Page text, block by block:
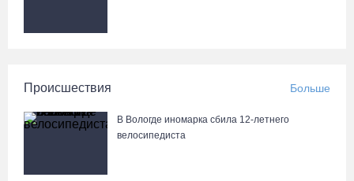
Происшествия Больше
В Вологде иномарка сбила 12-летнего
велосипедиста